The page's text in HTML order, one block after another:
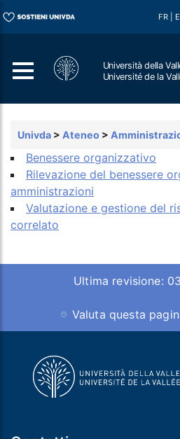
FR
Università della
Université de la
Univda > Ateneo >
Benessere organizzativo
Rilevazione del benessere
amministrazioni
Valutazione e gestione del
correlato
Ultima revisione:
Valuta questa